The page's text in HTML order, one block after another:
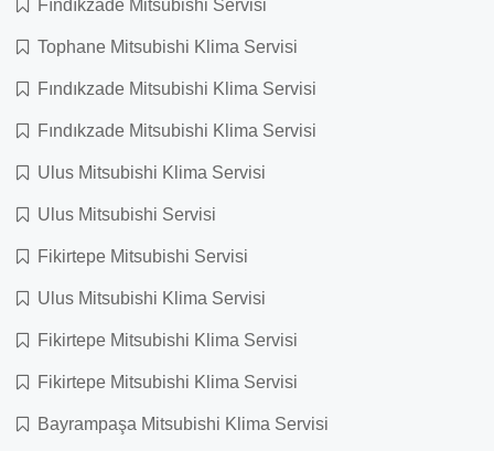
Fındıkzade Mitsubishi Servisi
Tophane Mitsubishi Klima Servisi
Fındıkzade Mitsubishi Klima Servisi
Fındıkzade Mitsubishi Klima Servisi
Ulus Mitsubishi Klima Servisi
Ulus Mitsubishi Servisi
Fikirtepe Mitsubishi Servisi
Ulus Mitsubishi Klima Servisi
Fikirtepe Mitsubishi Klima Servisi
Fikirtepe Mitsubishi Klima Servisi
Bayrampaşa Mitsubishi Klima Servisi